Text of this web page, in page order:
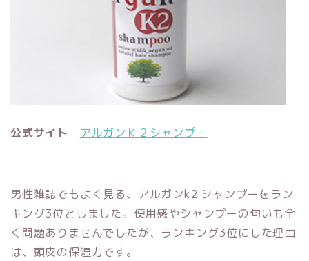
公式サイト アルガンＫ２シャンプー
男性雑誌でもよく見る、アルガンk2 シャンプーをラン
キング3位としました。使用感やシャンプーの匂いも全
く問題ありませんでしたが、ランキング3位にした理由
は、頭皮の保湿力です。